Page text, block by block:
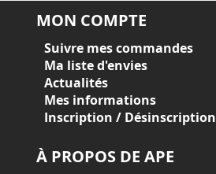
MON COMPTE
Suivre mes commandes
Ma liste d'envies
Actualités
Mes informations
Inscription / Désinscription
À PROPOS DE APE